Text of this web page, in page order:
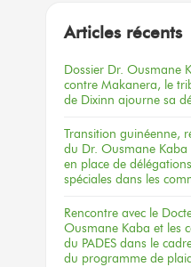
Articles récents
Dossier Dr. Ousmane
contre Makanera, le
de Dixinn ajourne sa
Transition guinéenne,
du Dr. Ousmane Kaba
en place de délégations
spéciales dans les
Rencontre avec le
Ousmane Kaba et les
du PADES dans le
du programme de